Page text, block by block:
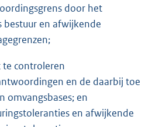
door het
bestuur en afwijkende
te controleren
en de daarbij toe
omvangsbases; en
en afwijkende